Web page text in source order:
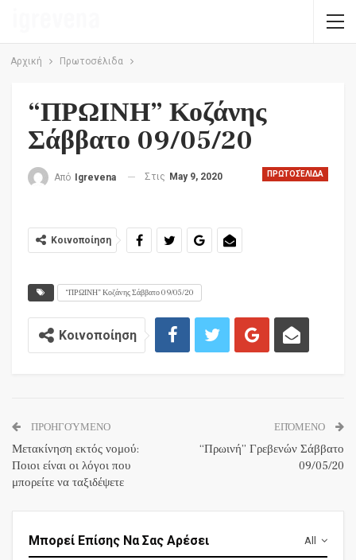
Αρχική Πρωτοσέλιδα
“ΠΡΩΙΝΗ” Κοζάνης
Σάββατο 09/05/20
ΠΡΩΤΟΣΈΛΙΔΑ
Από Igrevena Στις May 9, 2020
Κοινοποίηση
“ΠΡΩΙΝΗ” Κοζάνης Σάββατο 09/05/20
Κοινοποίηση
ΠΡΟΗΓΟΎΜΕΝΟ
Μετακίνηση εκτός νομού:
Ποιοι είναι οι λόγοι που
μπορείτε να ταξιδέψετε
ΕΠΌΜΕΝΟ
“Πρωινή” Γρεβενών Σάββατο
09/05/20
All
Μπορεί Επίσης Να Σας Αρέσει